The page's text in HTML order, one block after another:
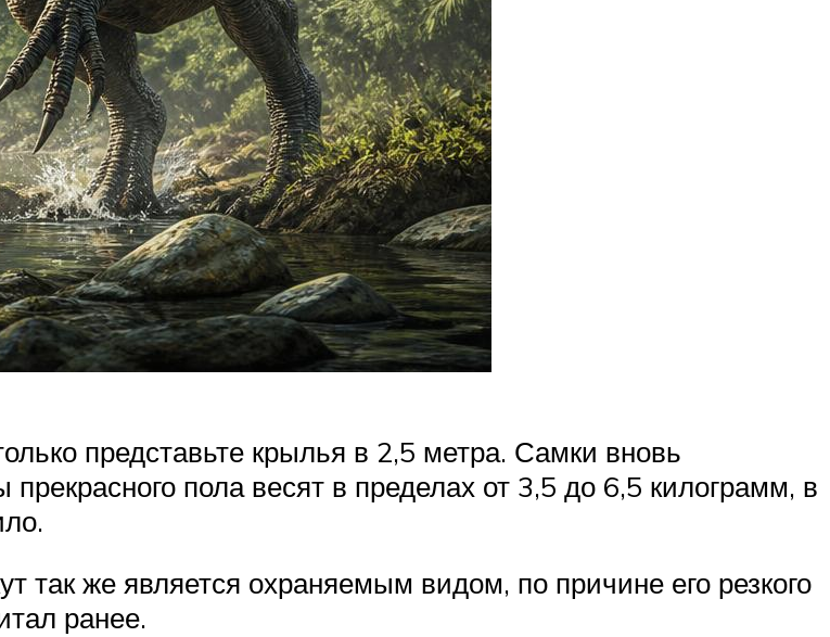
представьте крылья в 2,5 метра. Самки вновь
пола весят в пределах от 3,5 до 6,5 килограмм, в
так же является охраняемым видом, по причине его резкого
ранее.